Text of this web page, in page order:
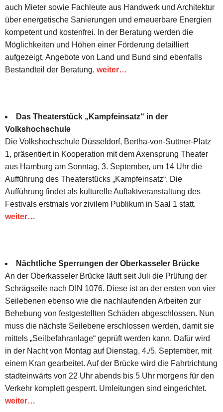
auch Mieter sowie Fachleute aus Handwerk und Architektur
über energetische Sanierungen und erneuerbare Energien
kompetent und kostenfrei. In der Beratung werden die
Möglichkeiten und Höhen einer Förderung detailliert
aufgezeigt. Angebote von Land und Bund sind ebenfalls
Bestandteil der Beratung. weiter…
Das Theaterstück „Kampfeinsatz“ in der
Volkshochschule
Die Volkshochschule Düsseldorf, Bertha-von-Suttner-Platz
1, präsentiert in Kooperation mit dem Axensprung Theater
aus Hamburg am Sonntag, 3. September, um 14 Uhr die
Aufführung des Theaterstücks „Kampfeinsatz“. Die
Aufführung findet als kulturelle Auftaktveranstaltung des
Festivals erstmals vor zivilem Publikum in Saal 1 statt.
weiter…
Nächtliche Sperrungen der Oberkasseler Brücke
An der Oberkasseler Brücke läuft seit Juli die Prüfung der
Schrägseile nach DIN 1076. Diese ist an der ersten von vier
Seilebenen ebenso wie die nachlaufenden Arbeiten zur
Behebung von festgestellten Schäden abgeschlossen. Nun
muss die nächste Seilebene erschlossen werden, damit sie
mittels „Seilbefahranlage“ geprüft werden kann. Dafür wird
in der Nacht von Montag auf Dienstag, 4./5. September, mit
einem Kran gearbeitet. Auf der Brücke wird die Fahrtrichtung
stadteinwärts von 22 Uhr abends bis 5 Uhr morgens für den
Verkehr komplett gesperrt. Umleitungen sind eingerichtet.
weiter…